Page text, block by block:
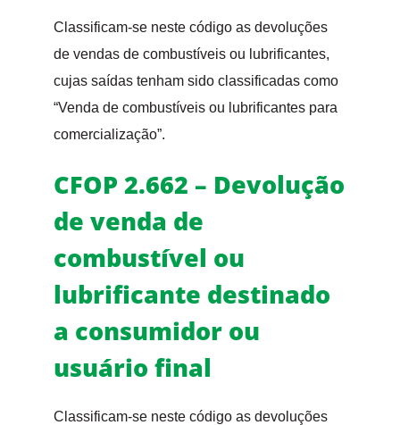
Classificam-se neste código as devoluções
de vendas de combustíveis ou lubrificantes,
cujas saídas tenham sido classificadas como
“Venda de combustíveis ou lubrificantes para
comercialização”.
CFOP 2.662 – Devolução
de venda de
combustível ou
lubrificante destinado
a consumidor ou
usuário final
Classificam-se neste código as devoluções